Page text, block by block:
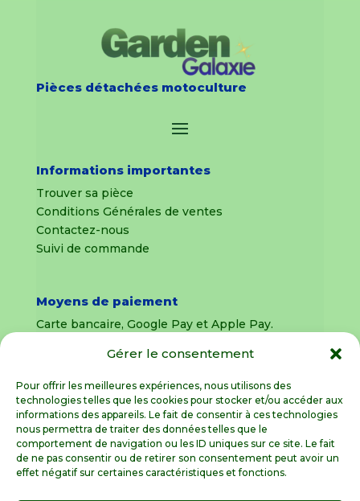
Gérer le consentement
Pour offrir les meilleures expériences, nous utilisons des
technologies telles que les cookies pour stocker et/ou accéder aux
informations des appareils. Le fait de consentir à ces technologies
nous permettra de traiter des données telles que le
comportement de navigation ou les ID uniques sur ce site. Le fait
de ne pas consentir ou de retirer son consentement peut avoir un
effet négatif sur certaines caractéristiques et fonctions.
Pièces détachées motoculture
Informations importantes
Trouver sa pièce
Conditions Générales de ventes
Contactez-nous
Suivi de commande
Moyens de paiement
Carte bancaire, Google Pay et Apple Pay.
uniquement
Livraison sous 8 jours pour les pièces
détachées
Livraisons sous 15 jours pour les outillages de
jardin (sous réserve de stock disponible)